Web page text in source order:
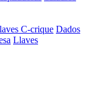
C-crique Dados
Llaves